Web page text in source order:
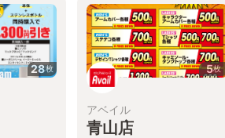
28枚 5枚
アベイル
青山店